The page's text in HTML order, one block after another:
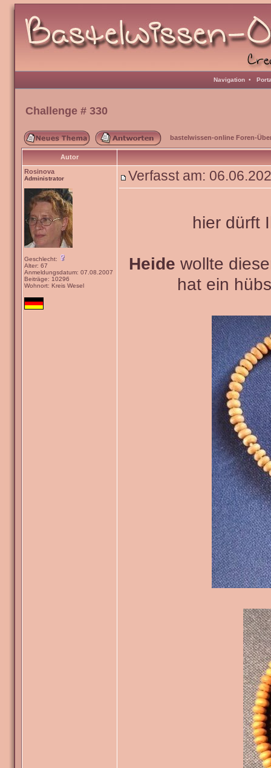
Navigation •
Challenge # 330
bastelwissen-online Foren-
Autor
Rosinova
Administrator
Geschlecht:
Alter: 67
Anmeldungsdatum: 07.08.2007
Beiträge: 10296
Wohnort: Kreis Wesel
Verfasst am:
hier dürft
Heide wollte
hat ein